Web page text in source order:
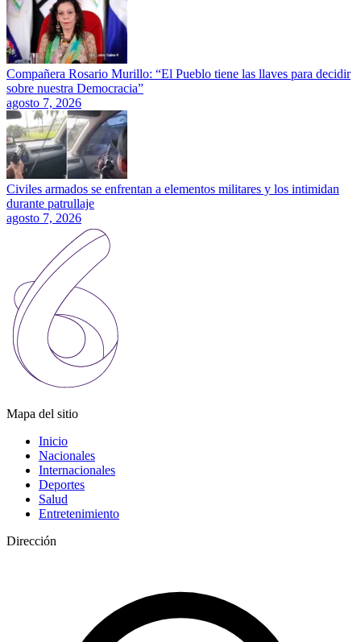
Compañera Rosario Murillo: “El Pueblo tiene las llaves para decidir
sobre nuestra Democracia”
agosto 7, 2026
Civiles armados se enfrentan a elementos militares y los intimidan
durante patrullaje
agosto 7, 2026
Mapa del sitio
Inicio
Nacionales
Internacionales
Deportes
Salud
Entretenimiento
Dirección